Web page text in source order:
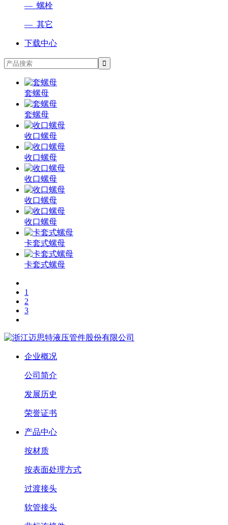
— 螺栓
— 其它
下载中心
套螺母
套螺母
收口螺母
收口螺母
收口螺母
收口螺母
收口螺母
卡套式螺母
卡套式螺母
1
2
3
企业概况
公司简介
发展历史
荣誉证书
产品中心
按材质
按表面处理方式
过渡接头
软管接头